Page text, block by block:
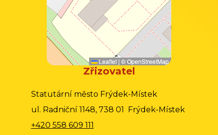
Leaflet | ©OpenStreetMap
Zřizovatel
Statutární město Frýdek-Místek
ul. Radniční 1148, 738 01 Frýdek-Místek
+420 558 609 111